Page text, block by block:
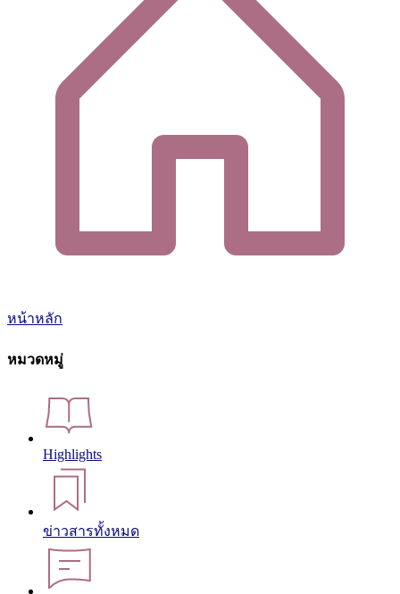
หน้าหลัก
หมวดหมู่
Highlights
ข่าวสารทั้งหมด